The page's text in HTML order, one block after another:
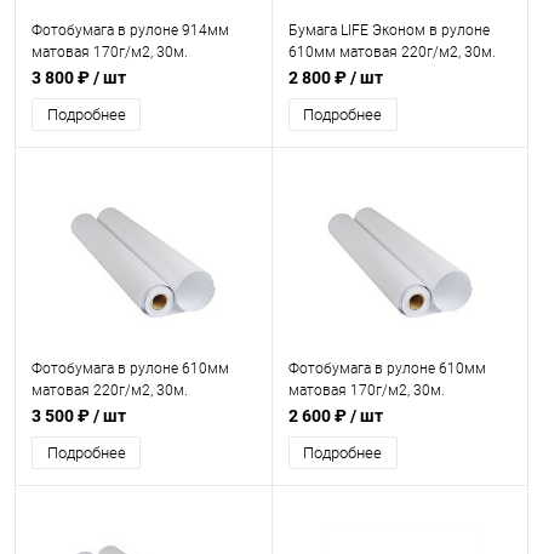
Фотобумага в рулоне 914мм
матовая 170г/м2, 30м.
3 800 ₽/ шт
Подробнее
Бумага LIFE Эконом в рулоне
610мм матовая 220г/м2, 30м.
2 800 ₽/ шт
Подробнее
Фотобумага в рулоне 610мм
матовая 220г/м2, 30м.
3 500 ₽/ шт
Подробнее
Фотобумага в рулоне 610мм
матовая 170г/м2, 30м.
2 600 ₽/ шт
Подробнее